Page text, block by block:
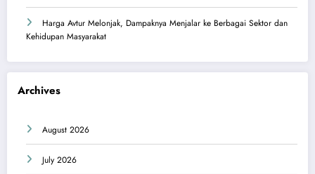
Harga Avtur Melonjak, Dampaknya Menjalar ke Berbagai Sektor dan
Kehidupan Masyarakat
Archives
August 2026
July 2026